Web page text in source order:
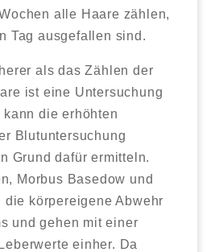
alle Haare zählen,
Tag ausgefallen sind.
als das Zählen der
ist eine Untersuchung
kann die erhöhten
Blutuntersuchung
Grund dafür ermitteln.
Morbus Basedow und
die körpereigene Abwehr
und gehen mit einer
einher. Da